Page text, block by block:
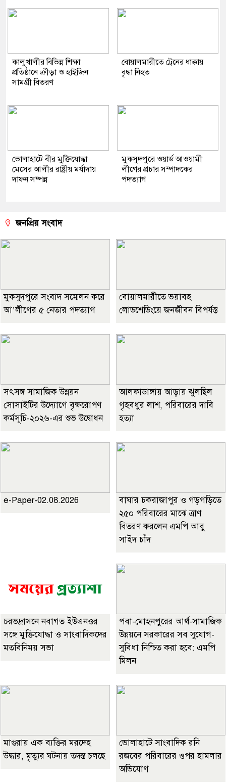
কালুখালীর বিভিন্ন শিক্ষা
প্রতিষ্ঠানে ক্রীড়া ও হাইজিন
সামগ্রী বিতরণ
বোয়ালমারীতে ট্রেনের ধাক্কায়
বৃদ্ধা নিহত
ভোলাহাটে বীর মুক্তিযোদ্ধা
মেসের আলীর রাষ্ট্রীয় মর্যাদায়
দাফন সম্পন্ন
মুকসুদপুরে ওয়ার্ড আওয়ামী
লীগের প্রচার সম্পাদকের
পদত্যাগ
জনপ্রিয় সংবাদ
মুকসুদপুরে সংবাদ সম্মেলন করে
আ’লীগের ৫ নেতার পদত্যাগ
বোয়ালমারীতে ভয়াবহ
লোডশেডিংয়ে জনজীবন বিপর্যস্ত
সৎসঙ্গ সামাজিক উন্নয়ন
সোসাইটির উদ্যোগে বৃক্ষরোপণ
কর্মসূচি-২০২৬-এর শুভ উদ্বোধন
আলফাডাঙ্গায় আড়ায় ঝুলছিল
গৃহবধুর লাশ, পরিবারের দাবি
হত্যা
e-Paper-02.08.2026
বাঘার চকরাজাপুর ও গড়গড়িতে
২৫০ পরিবারের মাঝে ত্রাণ
বিতরণ করলেন এমপি আবু
সাইদ চাঁদ
চরভদ্রাসনে নবাগত ইউএনওর
সঙ্গে মুক্তিযোদ্ধা ও সাংবাদিকদের
মতবিনিময় সভা
পবা-মোহনপুরের আর্থ-সামাজিক
উন্নয়নে সরকারের সব সুযোগ-
সুবিধা নিশ্চিত করা হবে: এমপি
মিলন
মাগুরায় এক ব্যক্তির মরদেহ
উদ্ধার, মৃত্যুর ঘটনায় তদন্ত চলছে
ভোলাহাটে সাংবাদিক রনি
রজবের পরিবারের ওপর হামলার
অভিযোগ